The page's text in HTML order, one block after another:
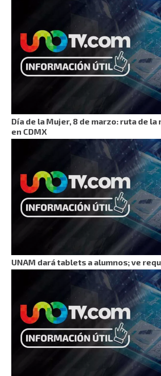
Día de la Mujer, 8 de marzo: ruta de la
en CDMX
UNAM dará tablets a alumnos; ve